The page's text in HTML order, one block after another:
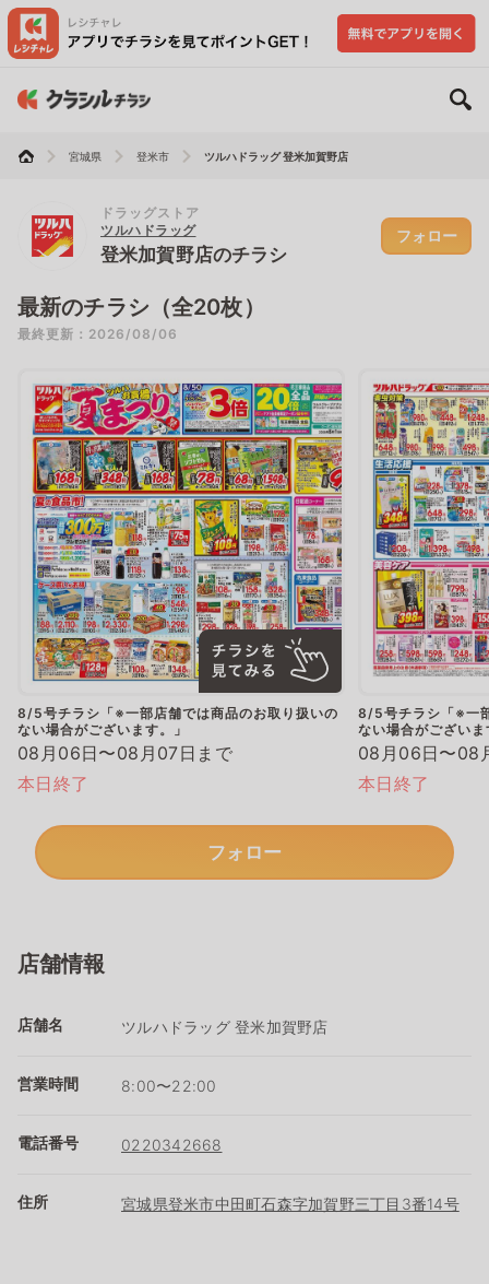
宮城県 登米市 ツルハドラッグ 登米加賀野店
ドラッグストア
ツルハドラッグ
登米加賀野店のチラシ
フォロー
最新のチラシ（全20枚）
最終更新：2026/08/06
8/5号チラシ「※一部店舗では商品のお取り扱いの
ない場合がございます。」
08月06日〜08月07日まで
本日終了
8/5号チラシ「※一
ない場合がございま
08月06日〜08
本日終了
フォロー
店舗情報
店舗名 ツルハドラッグ 登米加賀野店
営業時間 8:00〜22:00
電話番号 0220342668
住所 宮城県登米市中田町石森字加賀野三丁目3番14号